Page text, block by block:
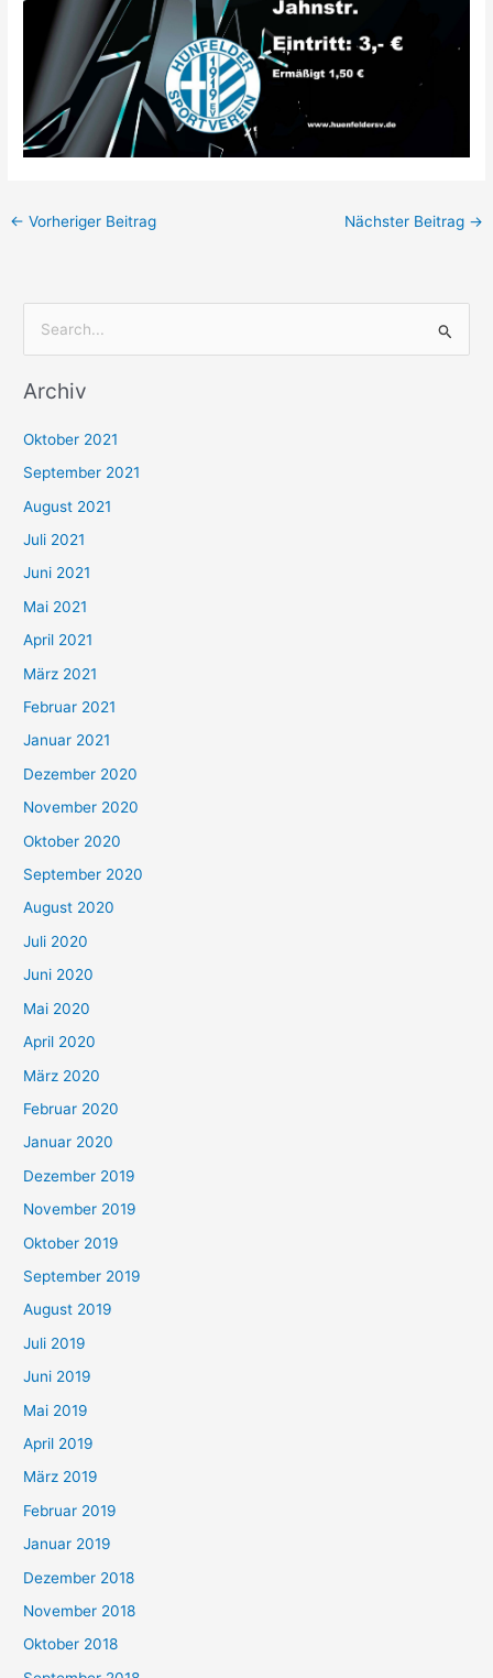
← Vorheriger Beitrag Nächster Beitrag →
c
n
n
a
c
h
:
Archiv
Oktober 2021
September 2021
August 2021
Juli 2021
Juni 2021
Mai 2021
April 2021
März 2021
Februar 2021
Januar 2021
Dezember 2020
November 2020
Oktober 2020
September 2020
August 2020
Juli 2020
Juni 2020
Mai 2020
April 2020
März 2020
Februar 2020
Januar 2020
Dezember 2019
November 2019
Oktober 2019
September 2019
August 2019
Juli 2019
Juni 2019
Mai 2019
April 2019
März 2019
Februar 2019
Januar 2019
Dezember 2018
November 2018
Oktober 2018